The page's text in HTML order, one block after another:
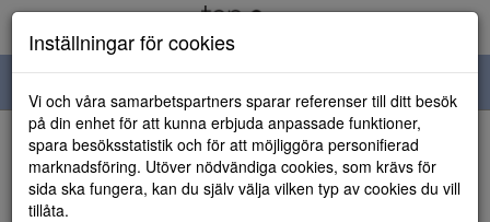
navigation
HEM
Inställningar för cookies
Vi och våra samarbetspartners sparar referenser till ditt besök
på din enhet för att kunna erbjuda anpassade funktioner,
spara besöksstatistik och för att möjliggöra personifierad
marknadsföring. Utöver nödvändiga cookies, som krävs för
sida ska fungera, kan du själv välja vilken typ av cookies du vill
tillåta.